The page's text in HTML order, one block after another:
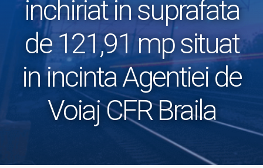
inchiriat in suprafata
de 121,91 mp situat
in incinta Agentiei de
Voiaj CFR Braila